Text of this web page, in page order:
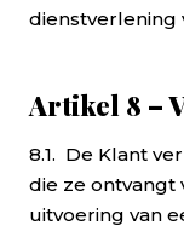
dienstverlening
Artikel 8 –
8.1. De Klant
die ze ontvangt
uitvoering van